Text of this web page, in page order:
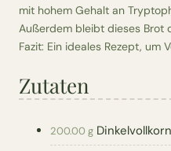
mit hohem Gehalt an
Außerdem bleibt dieses Brot
Fazit: Ein ideales Rezept, um
Zutaten
200.00 g